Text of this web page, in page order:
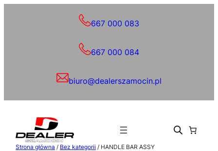
667 000 083
667 000 084
biuro@dealerszamocin.pl
Strona główna / Bez kategorii / HANDLE BAR ASSY